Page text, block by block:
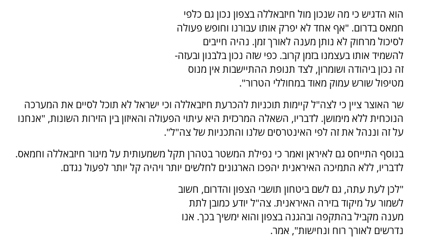
הוא הדגיש כי מה שנכון מול חיזבאללה בצפון נכון גם כלפי
חמאס בדרום. "אף אחד לא יפרק אותו עבורנו וחופש פעולה
לסיכול מרחוק לא נותן מענה לאורך זמן. נהיה חייבים
להשמיד אותו בעצמנו בזמן קרוב. כפי שזה נכון בלבנון ובעזה-
זה נכון ביהודה ושומרון, לצד תנופת ההתיישבות אין מנוס
מטיפול שורש עמוק מאוד במחוללי הטרור".
שר האוצר ציין כי לצה"ל קיימות תוכניות להכרעת חיזבאללה וכי ישראל לא תוכל לסיים את המערכה
הנוכחית ללא מימושן. לדבריו, השאלה המרכזית היא עיתוי הפעולה והאיזון בין הזירות השונות, "אנחנו
על זה וננהל את זה לפי האינטרסים שלנו והתכניות של צה"ל".
בנוסף התייחס גם לאיראן ואמר כי נפילת המשטר בטהרן תקל משמעותית על מיגור חיזבאללה וחמאס.
לדבריו, ללא התמיכה האיראנית יהפכו הארגונים לחלשים יותר ויהיה קל יותר לפעול נגדם.
"לכן לעת עתה, גם לשם ביטחון תושבי הצפון והדרום, חשוב
לשמור על מיקוד בזירה האיראנית. צה"ל יודע כמובן לתת
מענה מקביל בהתקפה ובהגנה בצפון והוא ימשיך בכך. אנו
נדרשים לאורך רוח ונחישות", אמר.